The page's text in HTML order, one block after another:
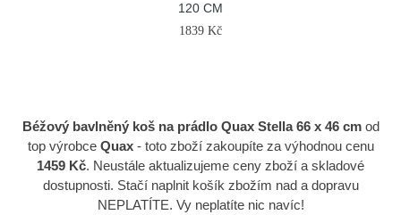
120 CM
1839 Kč
Béžový bavlněný koš na prádlo Quax Stella 66 x 46 cmod
top výrobceQuax- toto zboží zakoupíte za výhodnou cenu
1459 Kč. Neustále aktualizujeme ceny zboží a skladové
dostupnosti. Stačí naplnit košík zbožím nad a dopravu
NEPLATÍTE. Vy neplatíte nic navíc!